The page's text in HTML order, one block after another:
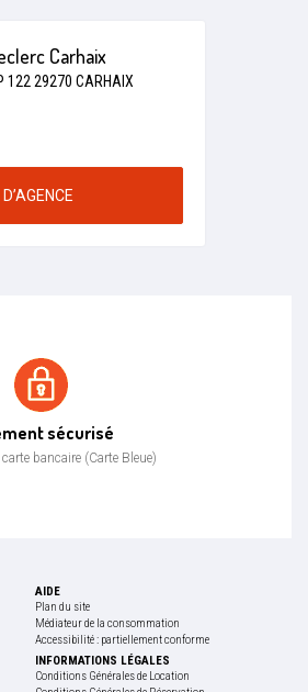
Carhaix
122 29270 CARHAIX
sécurisé
bancaire (Carte Bleue)
AIDE
Plan du site
Médiateur de la consommation
Accessibilité : partiellement conforme
INFORMATIONS LÉGALES
Conditions Générales de Location